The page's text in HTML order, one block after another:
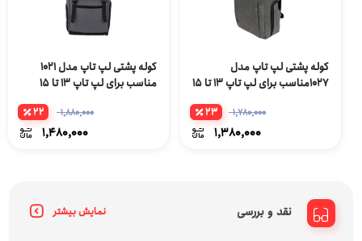
کوله پشتی لپ تاپ مدل
1027مناسب برای لپ تاپ 13 تا 15
1,780,000
1,380,000
23
کوله پشتی لپ تاپ مدل 1021
مناسب برای لپ تاپ 13 تا 15
1,880,000
1,480,000
22
نقد و بررسی نمایش بیشتر